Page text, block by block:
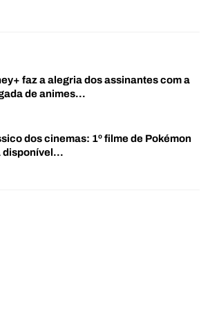
faz a alegria dos assinantes com a
de animes…
dos cinemas: 1º filme de Pokémon
disponível…